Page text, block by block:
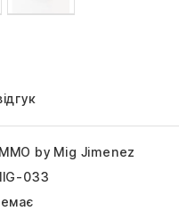
by Mig Jimenez
033